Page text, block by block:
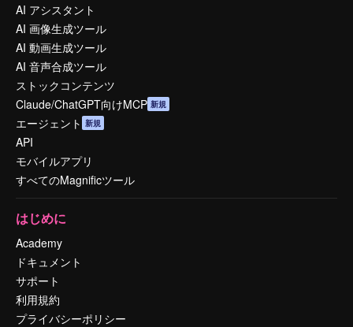
AI アシスタント
AI 画像生成ツール
AI 動画生成ツール
AI 音声合成ツール
ストックコンテンツ
Claude/ChatGPT向けMCP 新規
エージェント 新規
API
モバイルアプリ
すべてのMagnificツール
はじめに
Academy
ドキュメント
サポート
利用規約
プライバシーポリシー